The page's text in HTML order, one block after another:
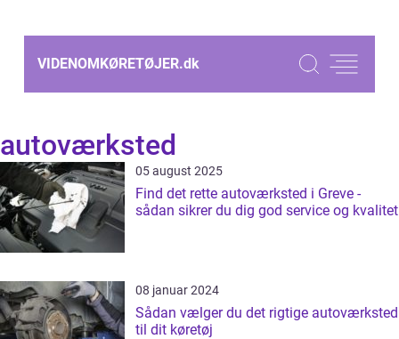
VIDENOMKØRETØJER.dk
autoværksted
05 august 2025
Find det rette autoværksted i Greve -
sådan sikrer du dig god service og kvalitet
08 januar 2024
Sådan vælger du det rigtige autoværksted
til dit køretøj